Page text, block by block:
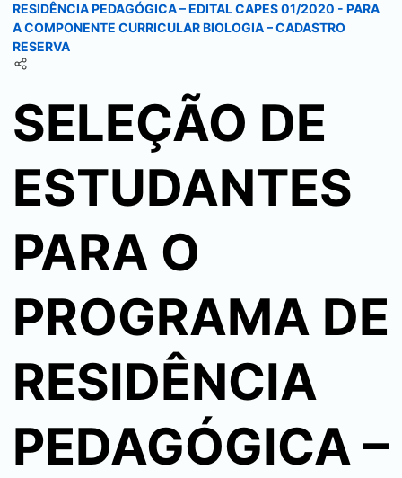
RESIDÊNCIA PEDAGÓGICA – EDITAL CAPES 01/2020 - PARA
A COMPONENTE CURRICULAR BIOLOGIA – CADASTRO
RESERVA
SELEÇÃO DE
ESTUDANTES
PARA O
PROGRAMA DE
RESIDÊNCIA
PEDAGÓGICA –